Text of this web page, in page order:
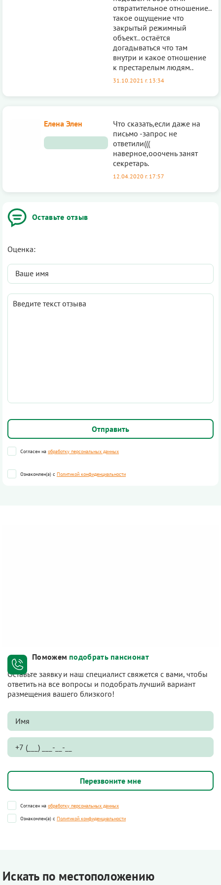
Оставьте отзыв
Оценка:
Согласен на обработку персональных данных
Ознакомлен(а) с Политикой конфиденциальности
отвратительное отношение..
такое ощущение что
закрытый режимный
объект.. остаётся
догадываться что там
внутри и какое отношение
к престарелым людям..
31.10.2021 г. 13:34
Елена Элен
Что сказать,если даже на
письмо -запрос не
ответили(((
наверное,ооочень занят
секретарь.
12.04.2020 г. 17:57
Поможем подобрать пансионат
Оставьте заявку и наш специалист свяжется с вами, чтобы
ответить на все вопросы и подобрать лучший вариант
размещения вашего близкого!
Согласен на обработку персональных данных
Ознакомлен(а) с Политикой конфиденциальности
Искать по местоположению